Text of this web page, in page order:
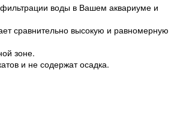
воды в Вашем аквариуме и
сравнительно высокую и равномерную
зоне.
и не содержат осадка.